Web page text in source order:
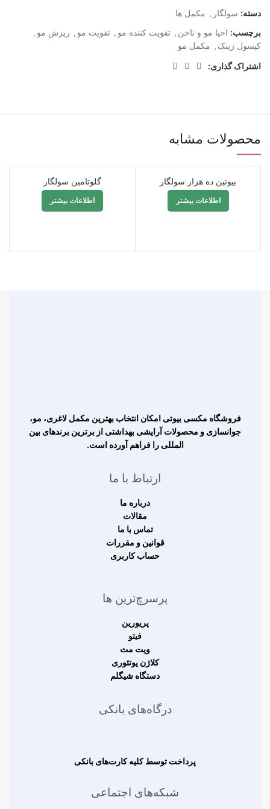
دسته: سولگار , مکمل ها
برچسب: احیا مو و ناخن , تقویت کننده مو , تقویت مو , ریزش مو ,
کپسول زینک , مکمل مو
اشتراک گذاری:
محصولات مشابه
فروختهبیوتین ده هزار سولگار
اطلاعات بیشتر
گلوتامین سولگار
اطلاعات بیشتر
فروشگاه مکسی بیوتی امکان انتخاب بهترین مکمل لاغری، مو،
جوانسازی و محصولات آرایشی بهداشتی از برترین برندهای بین
المللی را فراهم آورده است.
ارتباط با ما
درباره ما
مقالات
تماس با ما
قوانین و مقررات
حساب کاربری
پرسرچ‌ترین ها
پریورین
فیتو
ویت مث
کلاژن یوتئوری
دستگاه شیگلم
درگاه‌های بانکی
پرداخت توسط کلیه کارت‌های بانکی
شبکه‌های اجتماعی